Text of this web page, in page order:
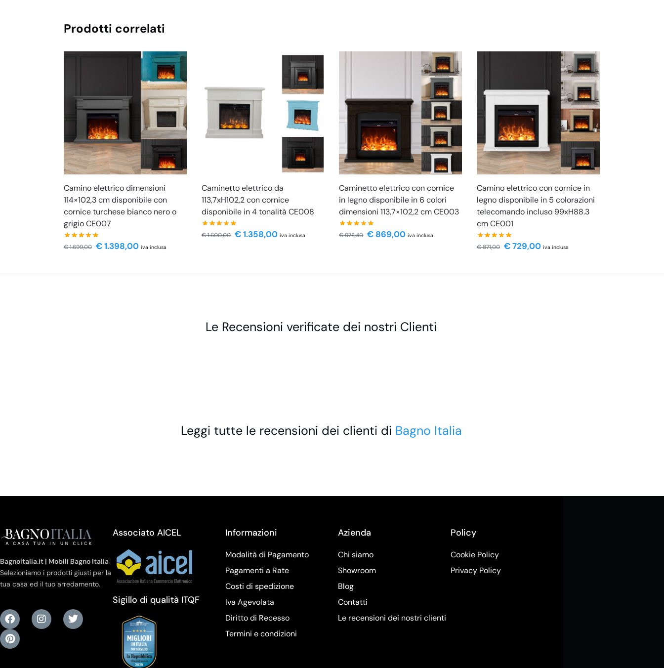
Prodotti correlati
Camino elettrico dimensioni
114×102,3 cm disponibile con
cornice turchese bianco nero o
grigio CE007
€1.699,00 €1.398,00 iva inclusa
Caminetto elettrico da
113,7xH102,2 con cornice
disponibile in 4 tonalità CE008
€1.600,00 €1.358,00 iva inclusa
Caminetto elettrico con cornice
in legno disponibile in 6 colori
dimensioni 113,7×102,2 cm CE003
€978,40 € 869,00 iva inclusa
Camino elettrico con cornice in
legno disponibile in 5 colorazioni
telecomando incluso 99xH88.3
cm CE001
€871,00 €729,00 iva inclusa
Le Recensioni verificate dei nostri Clienti
Leggi tutte le recensioni dei clienti di Bagno Italia
Bagnoitalia.it | Mobili Bagno Italia
Selezioniamo i prodotti giusti per la
tua casa ed il tuo arredamento.
Associato AICEL
Sigillo di qualità ITQF
Informazioni
Modalità di Pagamento
Pagamenti a Rate
Costi di spedizione
Iva Agevolata
Diritto di Recesso
Termini e condizioni
Azienda
Chi siamo
Showroom
Blog
Contatti
Le recensioni dei nostri clienti
Policy
Cookie Policy
Privacy Policy